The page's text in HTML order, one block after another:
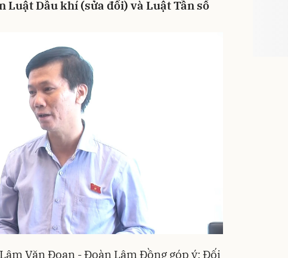
Luật Dầu khí (sửa đổi) và Luật Tần số
Văn Đoan - Đoàn Lâm Đồng góp ý: Đối